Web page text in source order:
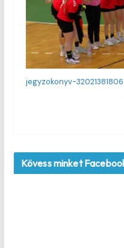
jegyzokonyv-32021381806
Kövess minket